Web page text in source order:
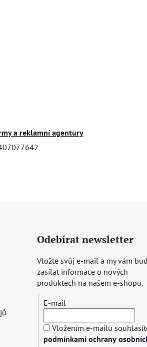
a reklamní agentury
Odebírat newsletter
Vložte svůj e-mail a my vám
zasílat informace o nových
produktech na našem e-shopu.
E-mail
Vložením e-mailu
podmínkami ochrany